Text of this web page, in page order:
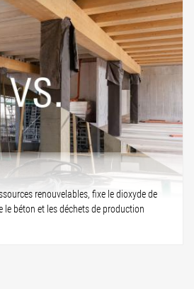
renouvelables, fixe le dioxyde de
le béton et les déchets de production